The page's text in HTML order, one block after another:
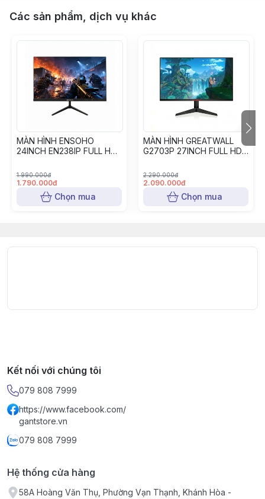
Các sản phẩm, dịch vụ khác
MÀN HÌNH ENSOHO
24INCH EN238IP FULL HD
tháng
1.990.000đ
1.790.000đ
Chọn mua
MÀN HÌNH GREATWALL
G2703P 27INCH FULL HD
tháng
2.290.000đ
2.090.000đ
Chọn mua
Kết nối với chúng tôi
079 808 7999
https://www.facebook.com/
gantstore.vn
079 808 7999
Hệ thống cửa hàng
58A Hoàng Văn Thụ, Phường Vạn Thạnh, Khánh Hòa -